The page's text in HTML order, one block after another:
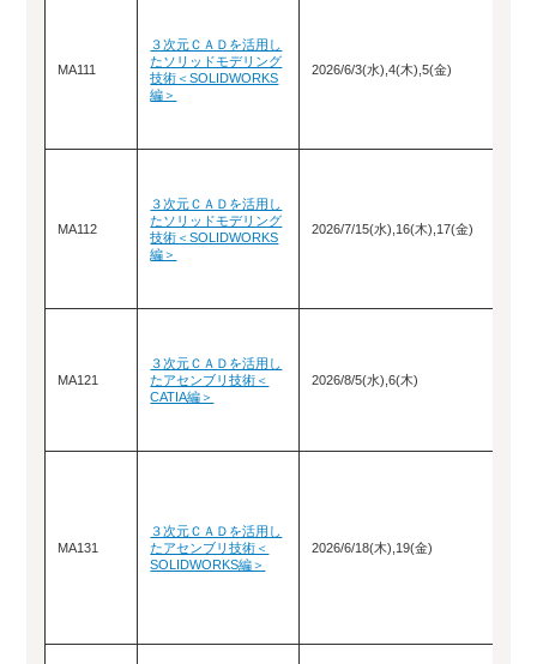
MA111
３次元ＣＡＤを活用し
たソリッドモデリング
技術＜SOLIDWORKS
編＞
2026/6/3(水),4(木),5(金)
MA112
３次元ＣＡＤを活用し
たソリッドモデリング
技術＜SOLIDWORKS
編＞
2026/7/15(水),16(木),17(金)
MA121
３次元ＣＡＤを活用し
たアセンブリ技術＜
CATIA編＞
2026/8/5(水),6(木)
MA131
３次元ＣＡＤを活用し
たアセンブリ技術＜
SOLIDWORKS編＞
2026/6/18(木),19(金)